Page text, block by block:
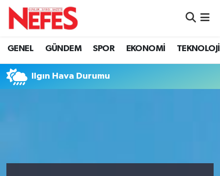
GENEL GÜNDEM SPOR EKONOMİ TEKNOLOJİ
Ilgın Hava Durumu
Hava Durumu
Namaz Vakitleri
Tüm Manşetler